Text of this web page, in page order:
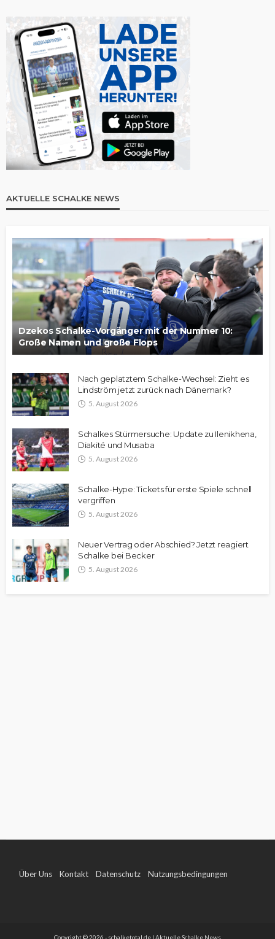
AKTUELLE SCHALKE NEWS
Dzekos Schalke-Vorgänger mit der Nummer 10:
Große Namen und große Flops
Nach geplatztem Schalke-Wechsel: Zieht es
Lindström jetzt zurück nach Dänemark?
5. August 2026
Schalkes Stürmersuche: Update zu Ilenikhena,
Diakité und Musaba
5. August 2026
Schalke-Hype: Tickets für erste Spiele schnell
vergriffen
5. August 2026
Neuer Vertrag oder Abschied? Jetzt reagiert
Schalke bei Becker
5. August 2026
Über Uns Kontakt Datenschutz Nutzungsbedingungen
Copyright © 2026 - schalketotal.de | Aktuelle Schalke News